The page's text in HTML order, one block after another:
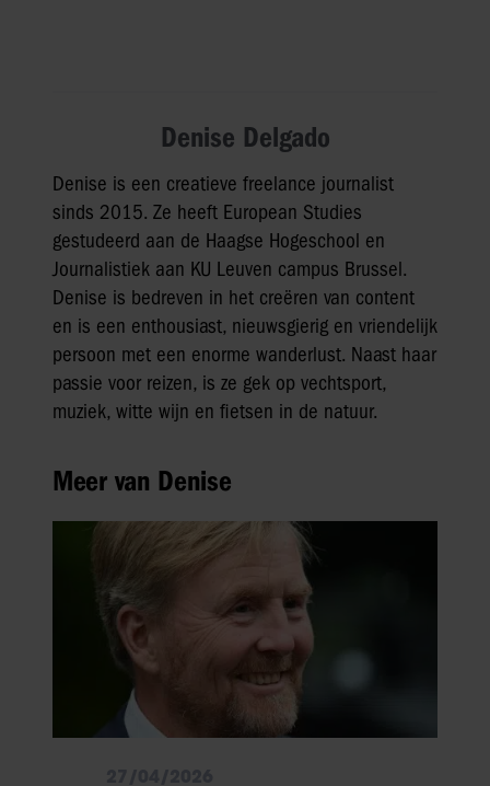
Denise Delgado
Denise is een creatieve freelance journalist
sinds 2015. Ze heeft European Studies
gestudeerd aan de Haagse Hogeschool en
Journalistiek aan KU Leuven campus Brussel.
Denise is bedreven in het creëren van content
en is een enthousiast, nieuwsgierig en vriendelijk
persoon met een enorme wanderlust. Naast haar
passie voor reizen, is ze gek op vechtsport,
muziek, witte wijn en fietsen in de natuur.
Meer van Denise